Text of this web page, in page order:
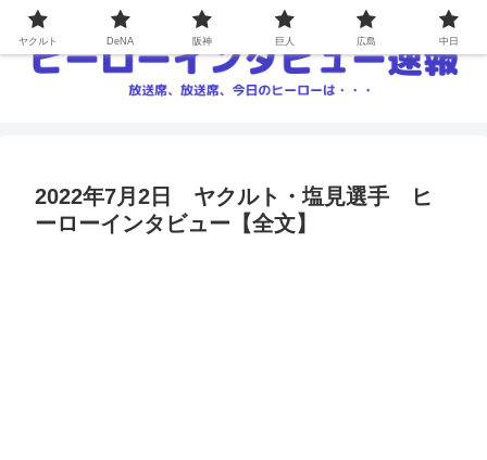
2022年7月2日 ヤクルト・塩見選手 ヒ
ーローインタビュー【全文】
ヤクルト DeNA 阪神 巨人 広島 中日